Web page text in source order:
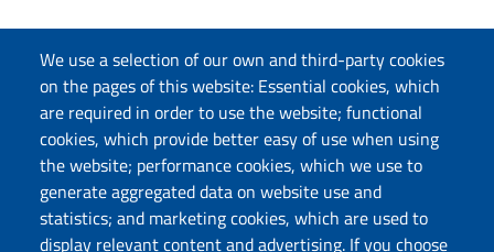
We use a selection of our own and third-party cookies
on the pages of this website: Essential cookies, which
are required in order to use the website; functional
cookies, which provide better easy of use when using
the website; performance cookies, which we use to
generate aggregated data on website use and
statistics; and marketing cookies, which are used to
display relevant content and advertising. If you choose